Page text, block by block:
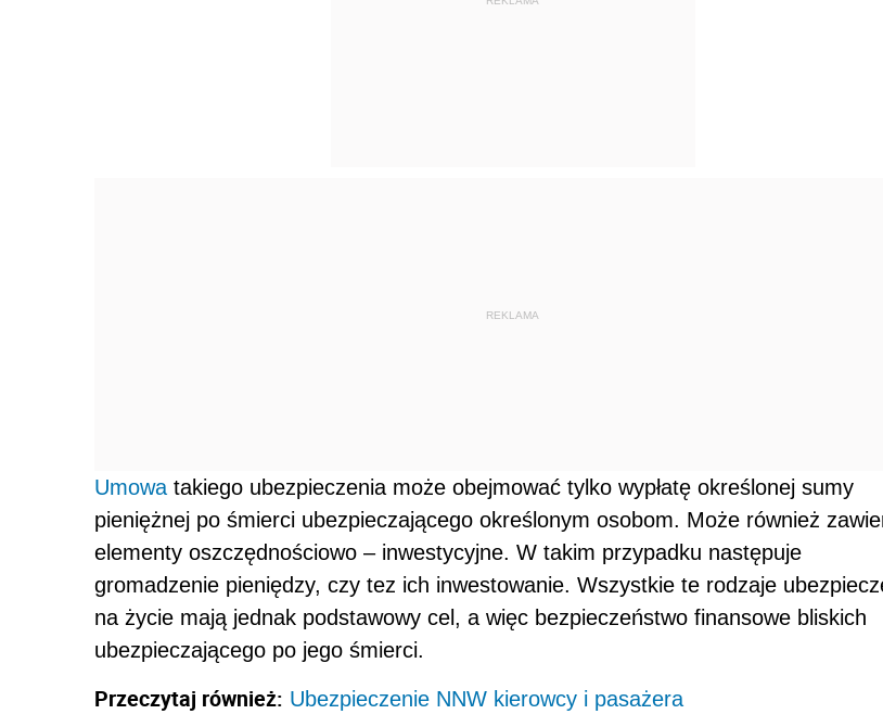
REKLAMA
Umowa takiego ubezpieczenia może obejmować tylko wypłatę określonej sumy
pieniężnej po śmierci ubezpieczającego określonym osobom. Może również
elementy oszczędnościowo – inwestycyjne. W takim przypadku następuje
gromadzenie pieniędzy, czy tez ich inwestowanie. Wszystkie te rodzaje
na życie mają jednak podstawowy cel, a więc bezpieczeństwo finansowe bliskich
ubezpieczającego po jego śmierci.
Przeczytaj również: Ubezpieczenie NNW kierowcy i pasażera